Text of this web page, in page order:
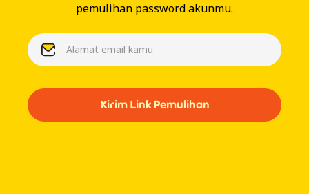
pemulihan password akunmu.
Kirim Link Pemulihan